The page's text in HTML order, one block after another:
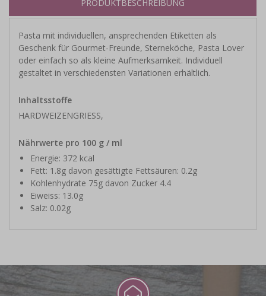
PRODUKTBESCHREIBUNG
Pasta mit individuellen, ansprechenden Etiketten als
Geschenk für Gourmet-Freunde, Sterneköche, Pasta Lover
oder einfach so als kleine Aufmerksamkeit. Individuell
gestaltet in verschiedensten Variationen erhältlich.
Inhaltsstoffe
HARDWEIZENGRIESS,
Nährwerte pro 100 g / ml
Energie: 372 kcal
Fett: 1.8g davon gesättigte Fettsäuren: 0.2g
Kohlenhydrate 75g davon Zucker 4.4
Eiweiss: 13.0g
Salz: 0.02g